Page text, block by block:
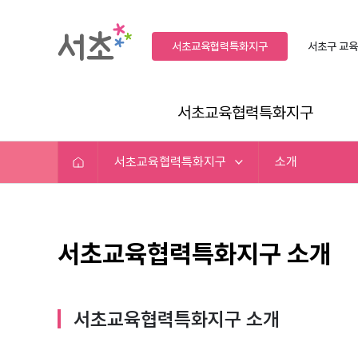
서초교육협력특화지구 서초구교
서초교육협력특화지구
서초교육협력특화지구 소개
서초교육협력특화지구 소개
서초교육협력특화지구 소개​